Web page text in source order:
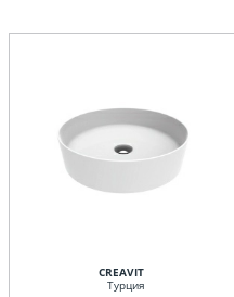
CREAVIT
Турция